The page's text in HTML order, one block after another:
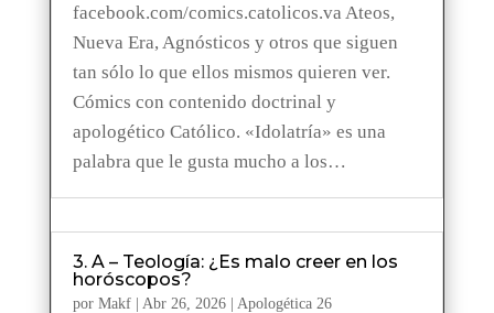
facebook.com/comics.catolicos.va Ateos,
Nueva Era, Agnósticos y otros que siguen
tan sólo lo que ellos mismos quieren ver.
Cómics con contenido doctrinal y
apologético Católico. «Idolatría» es una
palabra que le gusta mucho a los…
3. A – Teología: ¿Es malo creer en los
horóscopos?
por Makf| Abr 26, 2026| Apologética 26